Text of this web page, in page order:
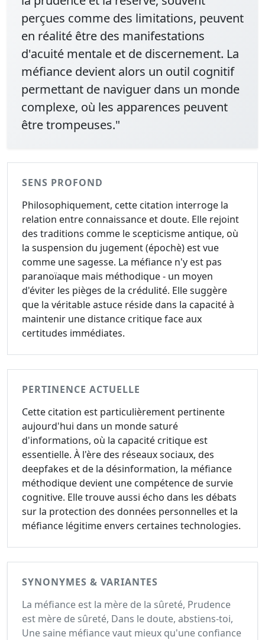
perçues comme des limitations, peuvent
en réalité être des manifestations
d'acuité mentale et de discernement. La
méfiance devient alors un outil cognitif
permettant de naviguer dans un monde
complexe, où les apparences peuvent
être trompeuses."
SENS PROFOND
Philosophiquement, cette citation interroge la
relation entre connaissance et doute. Elle rejoint
des traditions comme le scepticisme antique, où
la suspension du jugement (épochè) est vue
comme une sagesse. La méfiance n'y est pas
paranoïaque mais méthodique - un moyen
d'éviter les pièges de la crédulité. Elle suggère
que la véritable astuce réside dans la capacité à
maintenir une distance critique face aux
certitudes immédiates.
PERTINENCE ACTUELLE
Cette citation est particulièrement pertinente
aujourd'hui dans un monde saturé
d'informations, où la capacité critique est
essentielle. À l'ère des réseaux sociaux, des
deepfakes et de la désinformation, la méfiance
méthodique devient une compétence de survie
cognitive. Elle trouve aussi écho dans les débats
sur la protection des données personnelles et la
méfiance légitime envers certaines technologies.
SYNONYMES & VARIANTES
La méfiance est la mère de la sûreté, Prudence
est mère de sûreté, Dans le doute, abstiens-toi,
Une saine méfiance vaut mieux qu'une confiance